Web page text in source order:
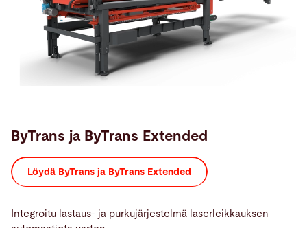
ByTrans ja ByTrans Extended
Löydä ByTrans ja ByTrans Extended
Integroitu lastaus- ja purkujärjestelmä laserleikkauksen